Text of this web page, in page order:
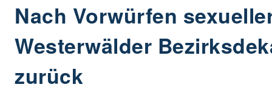
Nach Vorwürfen
Westerwälder
zurück